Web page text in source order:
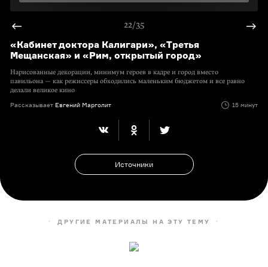
22/35
«Кабинет доктора Калигари», «Третья
Мещанская» и «Рим, открытый город»
Нарисованные декорации, минимум героев в кадре и город вместо
павильона — как режиссеры обходились маленьким бюджетом и все равно
делали великое кино
Рассказывает Евгений Марголит 15 минут
Источники
ДРУГИЕ МАТЕРИАЛЫ НА ЭТУ ТЕМУ